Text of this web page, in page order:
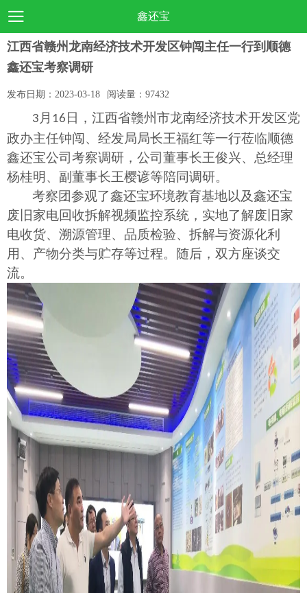
鑫还宝
江西省赣州龙南经济技术开发区钟闯主任一行到顺德
鑫还宝考察调研
发布日期： 2023-03-18 阅读量： 97432
3 月 16 日， 江西省赣州市龙南经济技术开发区党
政办主任钟闯、经发局局长王福红等一行莅临顺德
鑫还宝公司考察调研 ，公司董事长王俊兴、总经理
杨桂明、副董事长王樱谚等陪同调研。
考察团参观了鑫还宝环境教育基地以及鑫还宝
废旧家电回收拆解视频监控系统， 实地了解废旧家
电收货、 溯源管理、品质检验、 拆解与资源化利
用、产物分类与贮存等过程。随后， 双方座谈交
流。